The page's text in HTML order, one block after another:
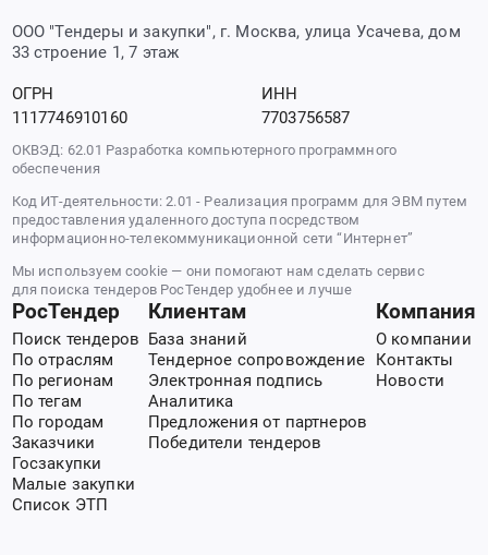
ООО "Тендеры и закупки", г. Москва, улица Усачева, дом
33 строение 1, 7 этаж
ОГРН
1117746910160
ИНН
7703756587
ОКВЭД: 62.01 Разработка компьютерного программного
обеспечения
Код ИТ-деятельности: 2.01 - Реализация программ для ЭВМ путем
предоставления удаленного доступа посредством
информационно-телекоммуникационной сети “Интернет”
Мы используем cookie — они помогают нам сделать сервис
для поиска тендеров РосТендер удобнее и лучше
РосТендер
Поиск тендеров
По отраслям
По регионам
По тегам
По городам
Заказчики
Госзакупки
Малые закупки
Список ЭТП
Клиентам
База знаний
Тендерное сопровождение
Электронная подпись
Аналитика
Предложения от партнеров
Победители тендеров
Компания
О компании
Контакты
Новости